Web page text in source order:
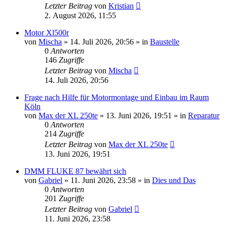
Letzter Beitrag von Kristian
2. August 2026, 11:55
Motor Xl500r
von Mischa » 14. Juli 2026, 20:56 » in Baustelle
0 Antworten
146 Zugriffe
Letzter Beitrag von Mischa
14. Juli 2026, 20:56
Frage nach Hilfe für Motormontage und Einbau im Raum
Köln
von Max der XL 250te » 13. Juni 2026, 19:51 » in Reparatur
0 Antworten
214 Zugriffe
Letzter Beitrag von Max der XL 250te
13. Juni 2026, 19:51
DMM FLUKE 87 bewährt sich
von Gabriel » 11. Juni 2026, 23:58 » in Dies und Das
0 Antworten
201 Zugriffe
Letzter Beitrag von Gabriel
11. Juni 2026, 23:58